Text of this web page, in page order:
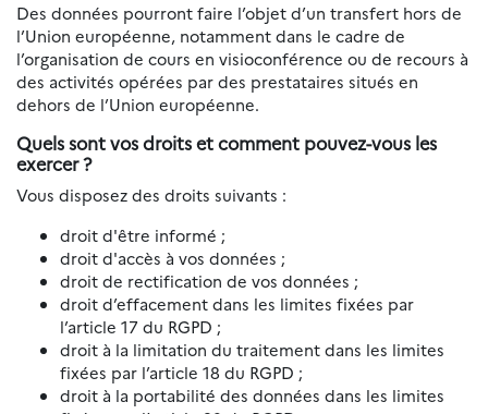
Des données pourront faire l’objet d’un transfert hors de
l’Union européenne, notamment dans le cadre de
l’organisation de cours en visioconférence ou de recours à
des activités opérées par des prestataires situés en
dehors de l’Union européenne.
Quels sont vos droits et comment pouvez-vous les
exercer ?
Vous disposez des droits suivants :
droit d'être informé ;
droit d'accès à vos données ;
droit de rectification de vos données ;
droit d’effacement dans les limites fixées par
l’article 17 du RGPD ;
droit à la limitation du traitement dans les limites
fixées par l’article 18 du RGPD ;
droit à la portabilité des données dans les limites